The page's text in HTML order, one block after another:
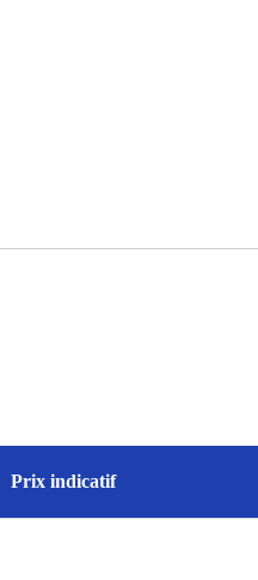
Prix indicatif